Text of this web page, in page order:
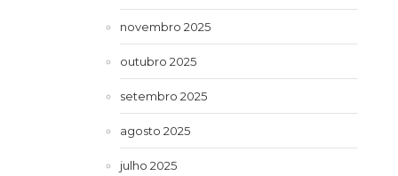
novembro 2025
outubro 2025
setembro 2025
agosto 2025
julho 2025